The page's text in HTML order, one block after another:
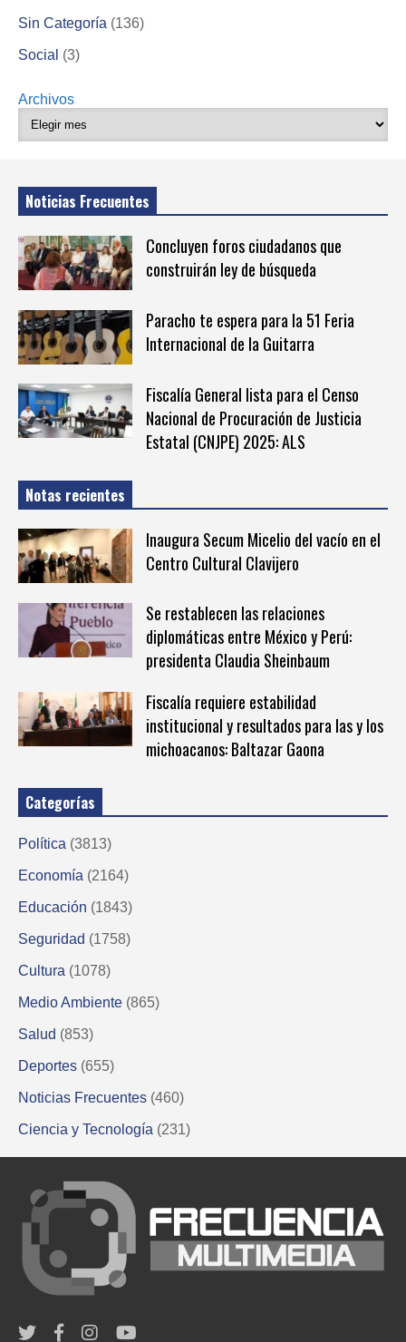
Sin Categoría (136)
Social (3)
Archivos
Noticias Frecuentes
Concluyen foros ciudadanos que
construirán ley de búsqueda
Paracho te espera para la 51 Feria
Internacional de la Guitarra
Fiscalía General lista para el Censo
Nacional de Procuración de Justicia
Estatal (CNJPE) 2025: ALS
Notas recientes
Inaugura Secum Micelio del vacío en el
Centro Cultural Clavijero
Se restablecen las relaciones
diplomáticas entre México y Perú:
presidenta Claudia Sheinbaum
Fiscalía requiere estabilidad
institucional y resultados para las y los
michoacanos: Baltazar Gaona
Categorías
Política (3813)
Economía (2164)
Educación (1843)
Seguridad (1758)
Cultura (1078)
Medio Ambiente (865)
Salud (853)
Deportes (655)
Noticias Frecuentes (460)
Ciencia y Tecnología (231)